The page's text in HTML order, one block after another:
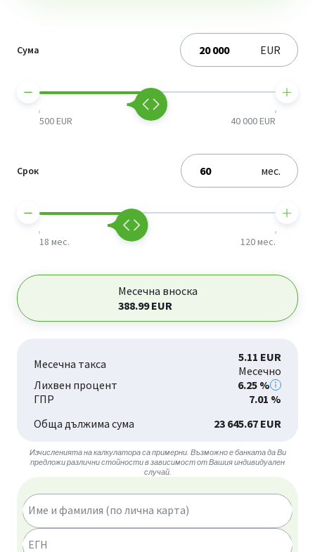
Сума EUR
500 EUR 40 000 EUR
Срок мес.
18 мес. 120 мес.
Месечна вноска
388.99EUR
Месечна такса
5.11 EUR
Месечно
Лихвен процент
6.25 %
ГПР
7.01 %
Обща дължима сума
23 645.67 EUR
Изчисленията на калкулатора са примерни. Възможно е банката да Ви
предложи различни стойности в зависимост от Вашия индивидуален
случай.
Име и фамилия (по лична карта)
ЕГН